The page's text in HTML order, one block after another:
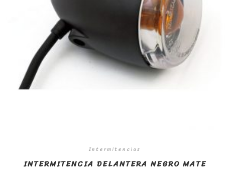
Intermitencias
INTERMITENCIA DELANTERA NEGRO MATE